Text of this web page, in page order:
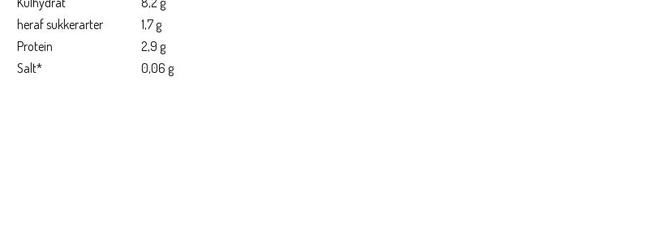
heraf sukkerarter
1,7 g
Protein
2,9 g
Salt*
0,06 g